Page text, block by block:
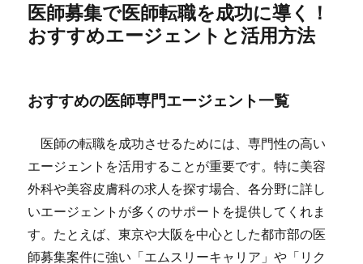
医師募集で医師転職を成功に導く！
おすすめエージェントと活用方法
おすすめの医師専門エージェント一覧
医師の転職を成功させるためには、専門性の高い
エージェントを活用することが重要です。特に美容
外科や美容皮膚科の求人を探す場合、各分野に詳し
いエージェントが多くのサポートを提供してくれま
す。たとえば、東京や大阪を中心とした都市部の医
師募集案件に強い「エムスリーキャリア」や「リク